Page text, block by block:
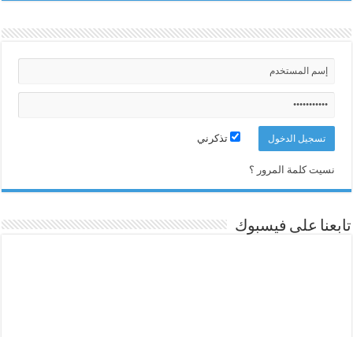
تذكرني
نسيت كلمة المرور ؟
تابعنا على فيسبوك